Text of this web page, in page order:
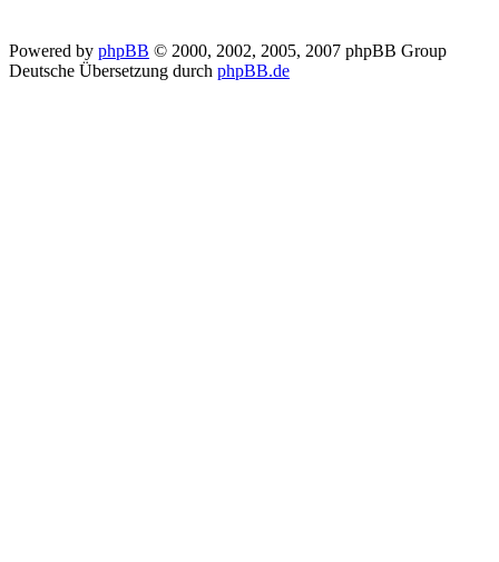
Powered by phpBB © 2000, 2002, 2005, 2007 phpBB Group
Deutsche Übersetzung durch phpBB.de